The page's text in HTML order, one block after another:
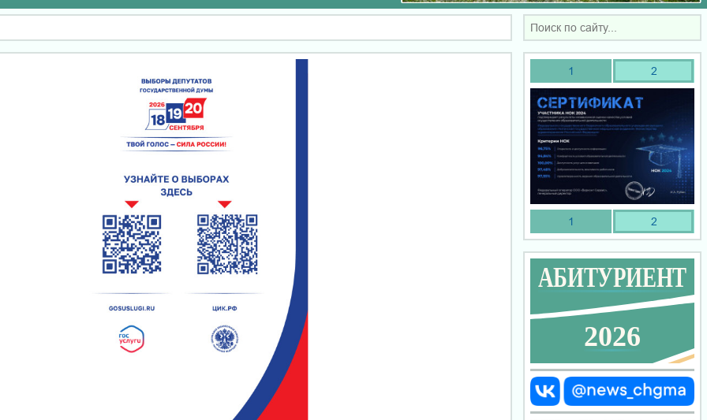
1 2
1 2